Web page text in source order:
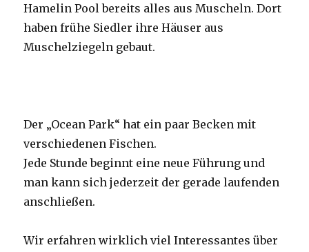
Hamelin Pool bereits alles aus Muscheln. Dort
haben frühe Siedler ihre Häuser aus
Muschelziegeln gebaut.
Der „Ocean Park“ hat ein paar Becken mit
verschiedenen Fischen.
Jede Stunde beginnt eine neue Führung und
man kann sich jederzeit der gerade laufenden
anschließen.
Wir erfahren wirklich viel Interessantes über